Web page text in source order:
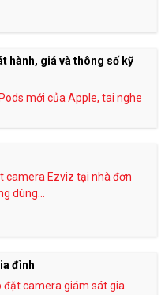
hành, giá và thông số kỹ
mới của Apple, tai nghe
camera Ezviz tại nhà đơn
dùng...
đình
đặt camera giám sát gia